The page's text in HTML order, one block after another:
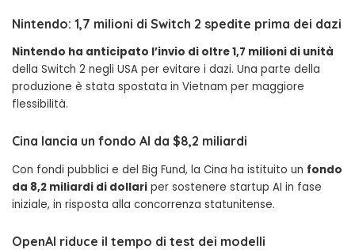
Nintendo: 1,7 milioni di Switch 2 spedite prima dei dazi
Nintendo ha anticipato l’invio di oltre 1,7 milioni di unità
della Switch 2 negli USA per evitare i dazi. Una parte della
produzione è stata spostata in Vietnam per maggiore
flessibilità.
Cina lancia un fondo AI da $8,2 miliardi
Con fondi pubblici e del Big Fund, la Cina ha istituito un fondo
da 8,2 miliardi di dollari per sostenere startup AI in fase
iniziale, in risposta alla concorrenza statunitense.
OpenAI riduce il tempo di test dei modelli